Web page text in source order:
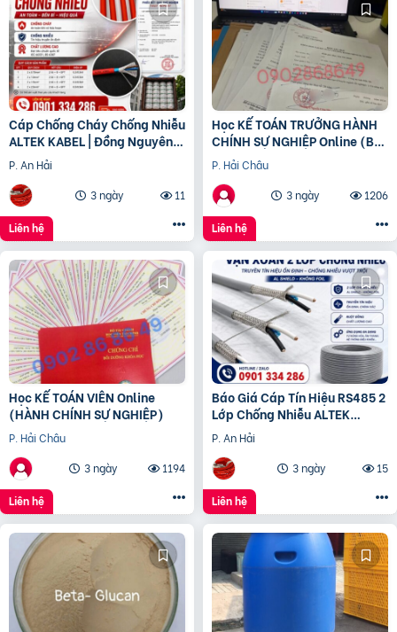
Cáp Chống Cháy Chống Nhiễu
ALTEK KABEL | Đồng Nguyên
Chất 100%, Đảm Bảo An Toàn
Công Trình
P. An Hải
3 ngày
11
Liên hệ
Học KẾ TOÁN TRƯỞNG HÀNH
CHÍNH SỰ NGHIỆP Online (Bộ
tài chính) cấp chứng chỉ để
bổ nhiệm
P. Hải Châu
3 ngày
1206
Liên hệ
Học KẾ TOÁN VIÊN Online
(HÀNH CHÍNH SỰ NGHIỆP)
P. Hải Châu
3 ngày
1194
Liên hệ
Báo Giá Cáp Tín Hiệu RS485 2
Lớp Chống Nhiễu ALTEK
KABEL | Đồng Nguyên Chất
100%, Chống Nhiễu Tối
P. An Hải
3 ngày
15
Liên hệ